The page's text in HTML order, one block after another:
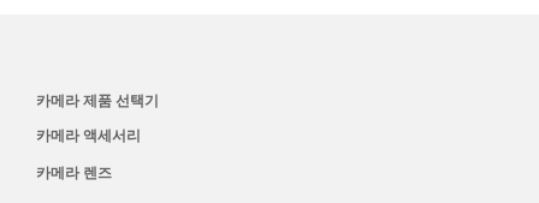
카메라 제품 선택기
카메라 액세서리
카메라 렌즈